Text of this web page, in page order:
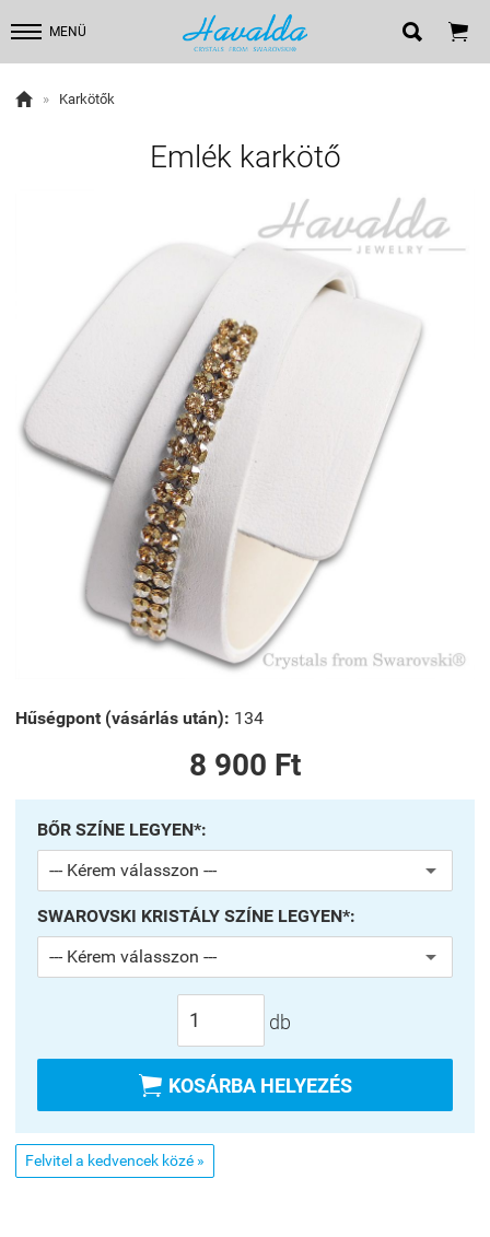
MENÜ  
 » Karkötők
Emlék karkötő
Hűségpont (vásárlás után): 134
8 900 Ft
BŐR SZÍNE LEGYEN*:
SWAROVSKI KRISTÁLY SZÍNE LEGYEN*:
db
 KOSÁRBA HELYEZÉS
Felvitel a kedvencek közé »